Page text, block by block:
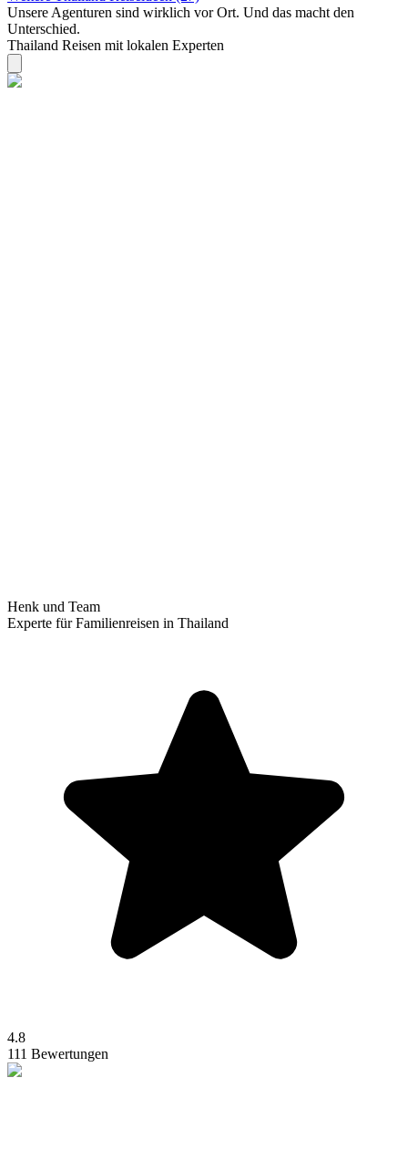
Unsere Agenturen sind wirklich vor Ort. Und das macht den
Unterschied.
Thailand Reisen mit lokalen Experten
Henk und Team
Experte für Familienreisen in Thailand
4.8
111 Bewertungen